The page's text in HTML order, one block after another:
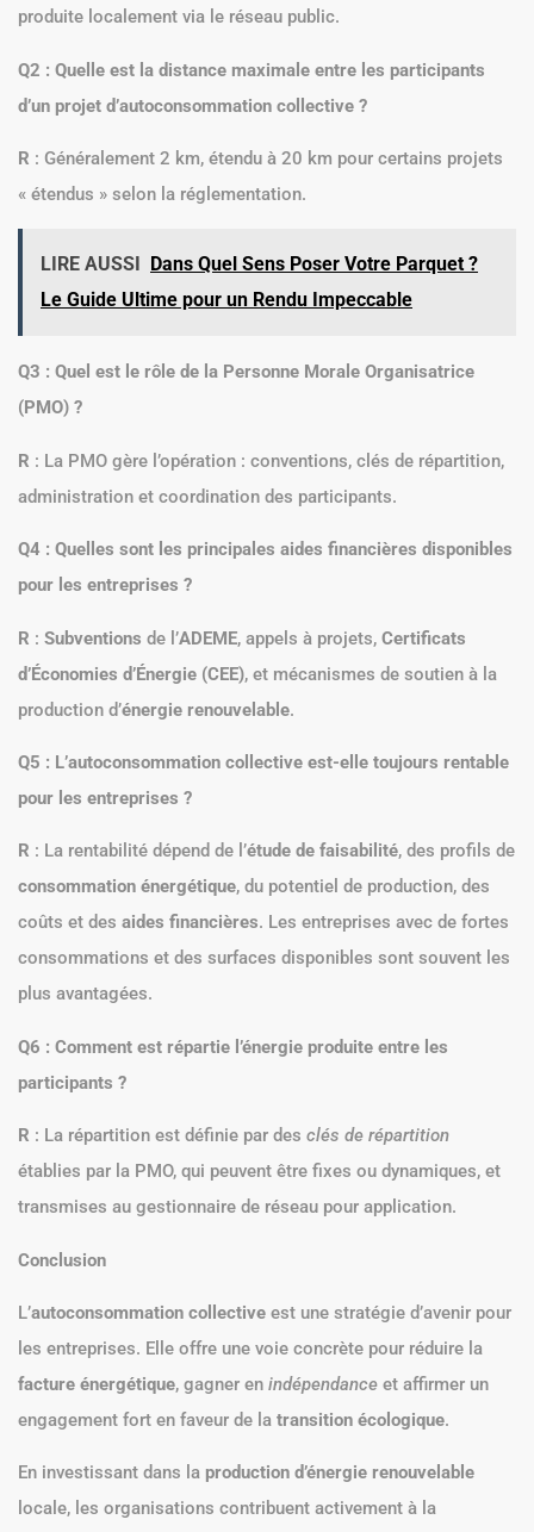
produite localement via le réseau public.
Q2 : Quelle est la distance maximale entre les participants
d’un projet d’autoconsommation collective ?
R : Généralement 2 km, étendu à 20 km pour certains projets
« étendus » selon la réglementation.
LIRE AUSSI
Dans Quel Sens Poser Votre Parquet ?
Le Guide Ultime pour un Rendu Impeccable
Q3 : Quel est le rôle de la Personne Morale Organisatrice
(PMO) ?
R : La PMO gère l’opération : conventions, clés de répartition,
administration et coordination des participants.
Q4 : Quelles sont les principales aides financières disponibles
pour les entreprises ?
R : Subventions de l’ADEME, appels à projets, Certificats
d’Économies d’Énergie (CEE), et mécanismes de soutien à la
production d’énergie renouvelable.
Q5 : L’autoconsommation collective est-elle toujours rentable
pour les entreprises ?
R : La rentabilité dépend de l’étude de faisabilité, des profils de
consommation énergétique, du potentiel de production, des
coûts et des aides financières. Les entreprises avec de fortes
consommations et des surfaces disponibles sont souvent les
plus avantagées.
Q6 : Comment est répartie l’énergie produite entre les
participants ?
R : La répartition est définie par des clés de répartition
établies par la PMO, qui peuvent être fixes ou dynamiques, et
transmises au gestionnaire de réseau pour application.
Conclusion
L’autoconsommation collective est une stratégie d’avenir pour
les entreprises. Elle offre une voie concrète pour réduire la
facture énergétique, gagner en indépendance et affirmer un
engagement fort en faveur de la transition écologique.
En investissant dans la production d’énergie renouvelable
locale, les organisations contribuent activement à la